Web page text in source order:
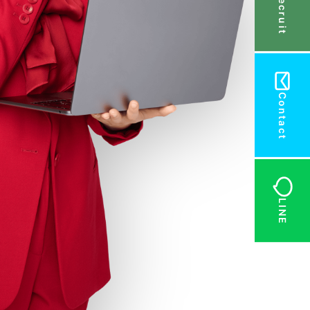
Recruit
Contact
LINE